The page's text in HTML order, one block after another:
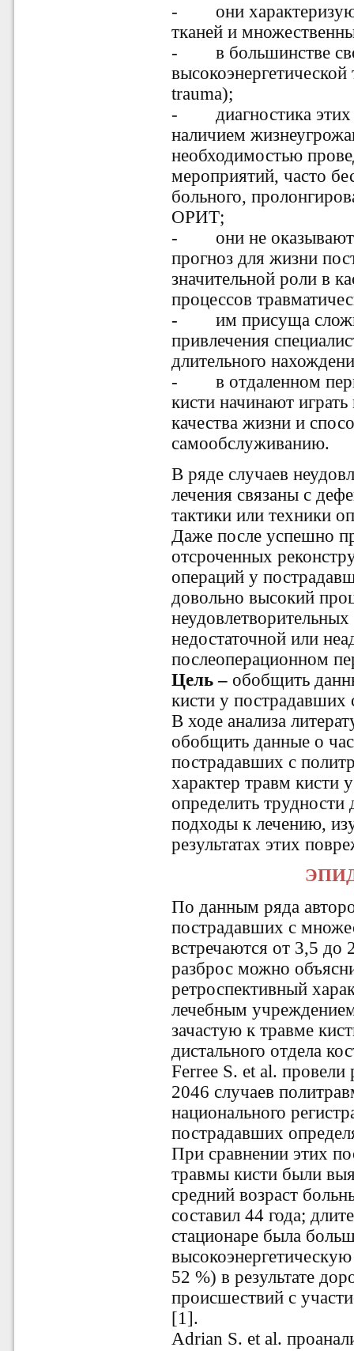
-
они
тканей и
-
в большинстве
trauma);
-
диагностика
наличием
необходимостью
мероприятий, часто
больного,
ОРИТ;
-
они не
прогноз для жизни
значительной роли в
процессов
-
им присуща
привлечения
длительного
-
в отдаленном
кисти начинают
качества жизни и
самообслуживанию.
В ряде случаев
лечения связаны с
тактики или техники
Даже после успешно
отсроченных
операций у
довольно высокий
неудовлетворительных
недостаточной или
послеоперационном
Цель –обобщить
кисти у пострадавших
В ходе анализа
обобщить данные о
пострадавших с
характер травм кисти
определить
подходы к лечению,
результатах этих
По данным ряда
пострадавших с
встречаются от 3,5
разброс можно
ретроспективный
лечебным
зачастую к травме
дистального отдела
Ferree S. et al. провели
2046 случаев
национального
пострадавших
При сравнении этих
травмы кисти были
средний возраст
составил 44 года;
стационаре была
52 %) в результате
происшествий с
[1].
Adrian S. et al.